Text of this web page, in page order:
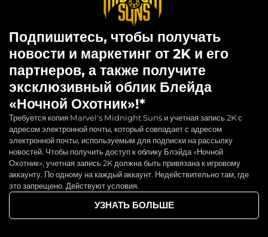
Подпишитесь, чтобы получать
новости и маркетинг от 2K и его
партнеров, а также получите
эксклюзивный облик Блейда
«Ночной Охотник»!*
Требуется копия Marvel's Midnight Suns и учетная запись 2K с
адресом электронной почты, который совпадает с адресом
электронной почты, используемым для подписки на рассылку
новостей. Чтобы получить доступ к облику Блэйда «Ночной
Охотник», учетная запись 2K должна быть привязана к игровому
аккаунту. По одному на каждый аккаунт. Недействительно там, где
это запрещено. Действуют условия.
УЗНАТЬ БОЛЬШЕ